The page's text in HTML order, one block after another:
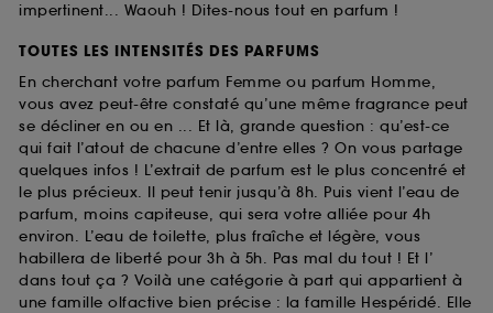
impertinent... Waouh ! Dites-nous tout en parfum !
TOUTES LES INTENSITÉS DES PARFUMS
En cherchant votre parfum Femme ou parfum Homme,
vous avez peut-être constaté qu’une même fragrance peut
se décliner en ou en ... Et là, grande question : qu’est-ce
qui fait l’atout de chacune d’entre elles ? On vous partage
quelques infos ! L’extrait de parfum est le plus concentré et
le plus précieux. Il peut tenir jusqu’à 8h. Puis vient l’eau de
parfum, moins capiteuse, qui sera votre alliée pour 4h
environ. L’eau de toilette, plus fraîche et légère, vous
habillera de liberté pour 3h à 5h. Pas mal du tout ! Et l’
dans tout ça ? Voilà une catégorie à part qui appartient à
une famille olfactive bien précise : la famille Hespéridé. Elle